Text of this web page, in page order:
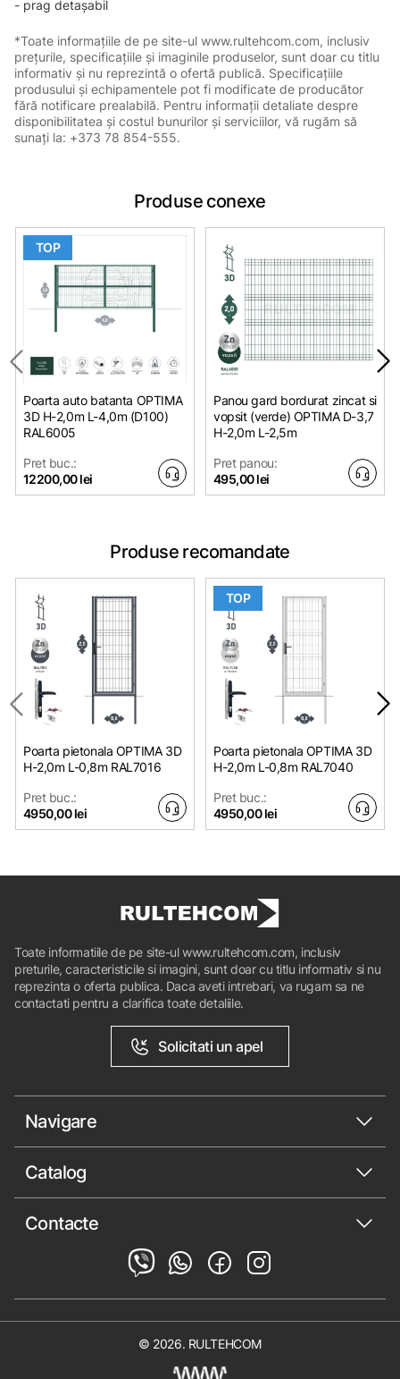
- prag detașabil
*Toate informațiile de pe site-ul www.rultehcom.com, inclusiv
prețurile, specificațiile și imaginile produselor, sunt doar cu titlu
informativ și nu reprezintă o ofertă publică. Specificațiile
produsului și echipamentele pot fi modificate de producător
fără notificare prealabilă. Pentru informații detaliate despre
disponibilitatea și costul bunurilor și serviciilor, vă rugăm să
sunați la: +373 78 854-555.
Produse conexe
TOP
Poarta auto batanta OPTIMA
3D H-2,0m L-4,0m (D100)
RAL6005
Pret buc.:
12200,00 lei
Panou gard bordurat zincat si
vopsit (verde) OPTIMA D-3,7
H-2,0m L-2,5m
Pret panou:
495,00 lei
Produse recomandate
Poarta pietonala OPTIMA 3D
H-2,0m L-0,8m RAL7016
Pret buc.:
4950,00 lei
TOP
Poarta pietonala OPTIMA 3D
H-2,0m L-0,8m RAL7040
Pret buc.:
4950,00 lei
Toate informatiile de pe site-ul www.rultehcom.com, inclusiv
preturile, caracteristicile si imagini, sunt doar cu titlu informativ si nu
reprezinta o oferta publica. Daca aveti intrebari, va rugam sa ne
contactati pentru a clarifica toate detaliile.
Solicitati un apel
Navigare
Catalog
Contacte
© 2026. RULTEHCOM